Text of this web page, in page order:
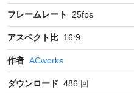
フレームレート 25fps
アスペクト比 16:9
作者 ACworks
ダウンロード 486 回